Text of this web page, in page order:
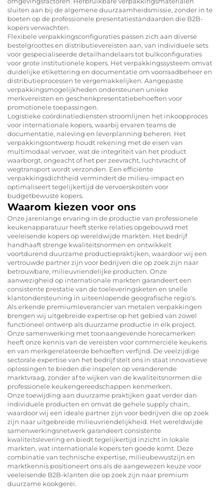
sluiten aan bij de algemene duurzaamheidsmissie, zonder in te
boeten op de professionele presentatiestandaarden die B2B-
kopers verwachten.
Flexibele verpakkingsconfiguraties passen zich aan diverse
bestelgroottes en distributievereisten aan, van individuele sets
voor gespecialiseerde detailhandelaars tot bulkconfiguraties
voor grote institutionele kopers. Het verpakkingssysteem omvat
duidelijke etikettering en documentatie om voorraadbeheer en
distributieprocessen te vergemakkelijken. Aangepaste
verpakkingsmogelijkheden ondersteunen unieke
merkvereisten en geschenkpresentatiebehoeften voor
promotionele toepassingen.
Logistieke coördinatiediensten stroomlijnen het inkoopproces
voor internationale kopers, waarbij ervaren teams de
documentatie, naleving en leverplanning beheren. Het
verpakkingsontwerp houdt rekening met de eisen van
multimodaal vervoer, wat de integriteit van het product
waarborgt, ongeacht of het per zeevracht, luchtvracht of
wegtransport wordt verzonden. Een efficiënte
verpakkingsdichtheid vermindert de milieu-impact en
optimaliseert tegelijkertijd de vervoerskosten voor
budgetbewuste kopers.
Waarom kiezen voor ons
Onze jarenlange ervaring in de productie van professionele
keukenapparatuur heeft sterke relaties opgebouwd met
veeleisende kopers op wereldwijde markten. Het bedrijf
handhaaft strenge kwaliteitsnormen en ontwikkelt
voortdurend duurzame productiepraktijken, waardoor wij een
vertrouwde partner zijn voor bedrijven die op zoek zijn naar
betrouwbare, milieuvriendelijke producten. Onze
aanwezigheid op internationale markten garandeert een
consistente prestatie van de toeleveringsketen en snelle
klantondersteuning in uiteenlopende geografische regio's.
Als erkende premiumleverancier van metalen verpakkingen
brengen wij uitgebreide expertise op het gebied van zowel
functioneel ontwerp als duurzame productie in elk project.
Onze samenwerking met toonaangevende horecamerken
heeft onze kennis van de vereisten voor commerciële keukens
en van merkgerelateerde behoeften verfijnd. De veelzijdige
sectorale expertise van het bedrijf stelt ons in staat innovatieve
oplossingen te bieden die inspelen op veranderende
marktvraag, zonder af te wijken van de kwaliteitsnormen die
professionele keukengereedschappen kenmerken.
Onze toewijding aan duurzame praktijken gaat verder dan
individuele producten en omvat de gehele supply chain,
waardoor wij een ideale partner zijn voor bedrijven die op zoek
zijn naar uitgebreide milieuvriendelijkheid. Het wereldwijde
samenwerkingsnetwerk garandeert consistente
kwaliteitslevering en biedt tegelijkertijd inzicht in lokale
markten, wat internationale kopers ten goede komt. Deze
combinatie van technische expertise, milieubewustzijn en
marktkennis positioneert ons als de aangewezen keuze voor
veeleisende B2B-klanten die op zoek zijn naar premium
duurzame kookgerei.